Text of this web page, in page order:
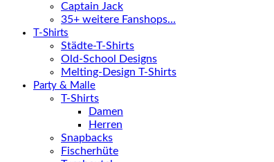
Captain Jack
35+ weitere Fanshops…
T-Shirts
Städte-T-Shirts
Old-School Designs
Melting-Design T-Shirts
Party & Malle
T-Shirts
Damen
Herren
Snapbacks
Fischerhüte